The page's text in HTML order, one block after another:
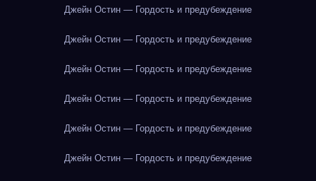
Джейн Остин — Гордость и предубеждение
Джейн Остин — Гордость и предубеждение
Джейн Остин — Гордость и предубеждение
Джейн Остин — Гордость и предубеждение
Джейн Остин — Гордость и предубеждение
Джейн Остин — Гордость и предубеждение